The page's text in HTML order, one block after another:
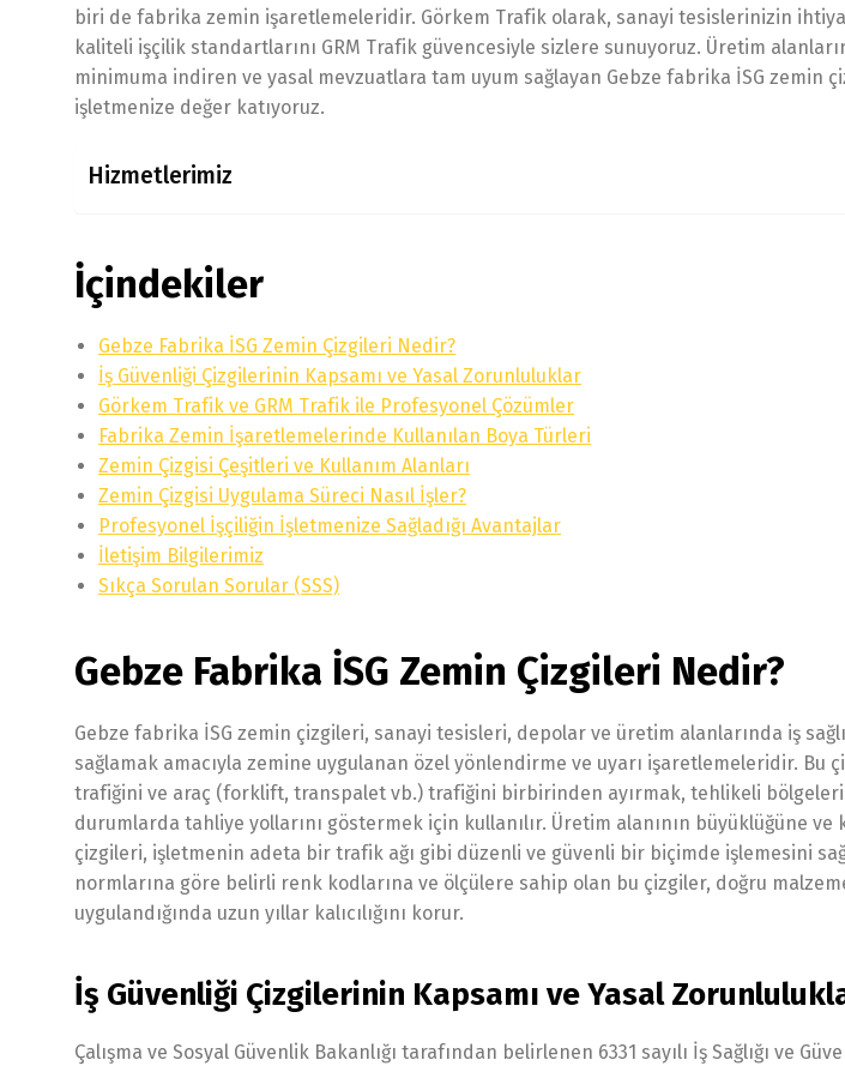
biri de fabrika zemin işaretlemeleridir. Görkem Trafik olarak, sanayi tesislerinizin
kaliteli işçilik standartlarını GRM Trafik güvencesiyle sizlere sunuyoruz. Üretim
minimuma indiren ve yasal mevzuatlara tam uyum sağlayan Gebze fabrika İSG zemin
işletmenize değer katıyoruz.
Hizmetlerimiz
İçindekiler
Gebze Fabrika İSG Zemin Çizgileri Nedir?
İş Güvenliği Çizgilerinin Kapsamı ve Yasal Zorunluluklar
Görkem Trafik ve GRM Trafik ile Profesyonel Çözümler
Fabrika Zemin İşaretlemelerinde Kullanılan Boya Türleri
Zemin Çizgisi Çeşitleri ve Kullanım Alanları
Zemin Çizgisi Uygulama Süreci Nasıl İşler?
Profesyonel İşçiliğin İşletmenize Sağladığı Avantajlar
İletişim Bilgilerimiz
Sıkça Sorulan Sorular (SSS)
Gebze Fabrika İSG Zemin Çizgileri Nedir?
Gebze fabrika İSG zemin çizgileri, sanayi tesisleri, depolar ve üretim alanlarında iş
sağlamak amacıyla zemine uygulanan özel yönlendirme ve uyarı işaretlemeleridir. Bu
trafiğini ve araç (forklift, transpalet vb.) trafiğini birbirinden ayırmak, tehlikeli
durumlarda tahliye yollarını göstermek için kullanılır. Üretim alanının büyüklüğüne ve
çizgileri, işletmenin adeta bir trafik ağı gibi düzenli ve güvenli bir biçimde işlemesini
normlarına göre belirli renk kodlarına ve ölçülere sahip olan bu çizgiler, doğru
uygulandığında uzun yıllar kalıcılığını korur.
İş Güvenliği Çizgilerinin Kapsamı ve Yasal
Çalışma ve Sosyal Güvenlik Bakanlığı tarafından belirlenen 6331 sayılı İş Sağlığı ve